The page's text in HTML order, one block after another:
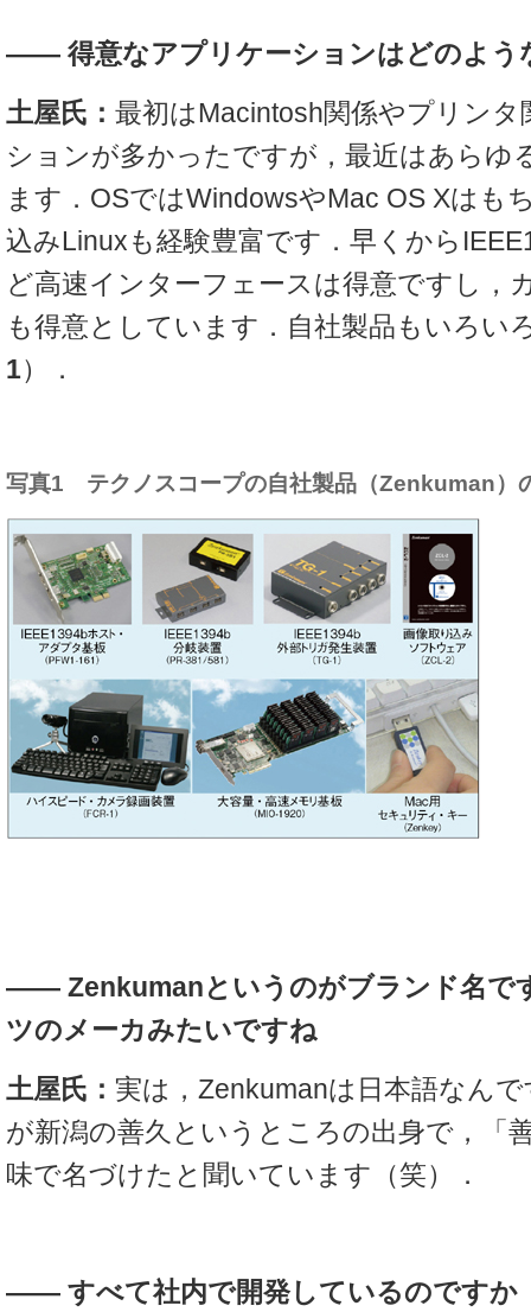
―― 得意なアプリケーションはどのよう
土屋氏： 最初はMacintosh関係やプリン
ションが多かったですが，最近はあらゆ
ます．OSではWindowsやMac OS Xはも
込みLinuxも経験豊富です．早くから
ど高速インターフェースは得意ですし，
も得意としています．自社製品もいろい
1）．
写真1 テクノスコープの自社製品（Zenkuman）
―― Zenkumanというのがブランド名で
ツのメーカみたいですね
土屋氏： 実は，Zenkumanは日本語なん
が新潟の善久というところの出身で，「
味で名づけたと聞いています（笑）．
―― すべて社内で開発しているのですか